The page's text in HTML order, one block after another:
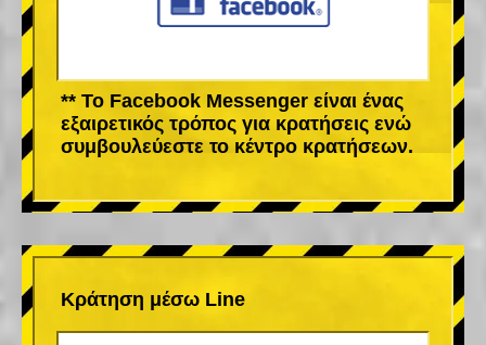
** Το Facebook Messenger είναι ένας
εξαιρετικός τρόπος για κρατήσεις ενώ
συμβουλεύεστε το κέντρο κρατήσεων.
Κράτηση μέσω Line